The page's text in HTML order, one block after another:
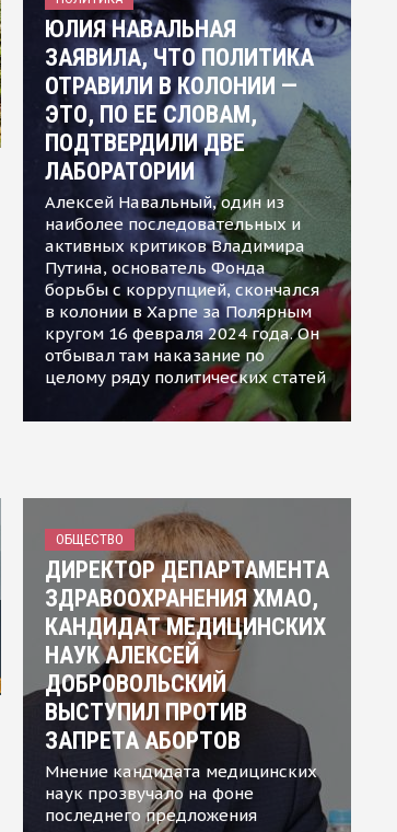
ЮЛИЯ НАВАЛЬНАЯ
ЗАЯВИЛА, ЧТО ПОЛИТИКА
ОТРАВИЛИ В КОЛОНИИ —
ЭТО, ПО ЕЕ СЛОВАМ,
ПОДТВЕРДИЛИ ДВЕ
ЛАБОРАТОРИИ
Алексей Навальный, один из
наиболее последовательных и
активных критиков Владимира
Путина, основатель Фонда
борьбы с коррупцией, скончался
в колонии в Харпе за Полярным
кругом 16 февраля 2024 года. Он
отбывал там наказание по
целому ряду политических статей
ОБЩЕСТВО
ДИРЕКТОР ДЕПАРТАМЕНТА
ЗДРАВООХРАНЕНИЯ ХМАО,
КАНДИДАТ МЕДИЦИНСКИХ
НАУК АЛЕКСЕЙ
ДОБРОВОЛЬСКИЙ
ВЫСТУПИЛ ПРОТИВ
ЗАПРЕТА АБОРТОВ
Мнение кандидата медицинских
наук прозвучало на фоне
последнего предложения